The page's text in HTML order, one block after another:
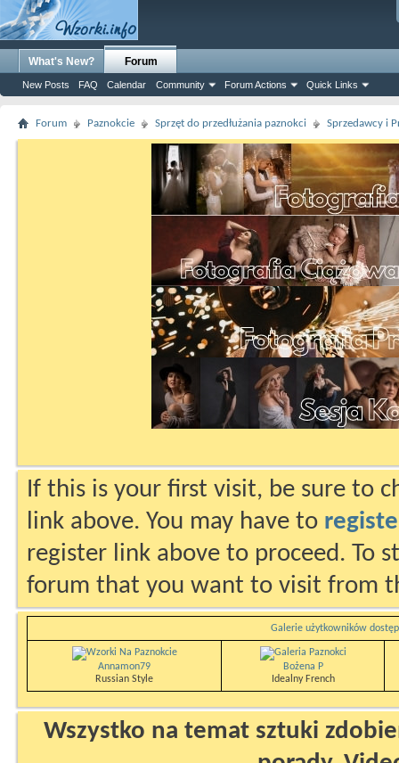
What's New? Forum
New Posts FAQ Calendar Community Forum Actions Quick Links
Forum Paznokcie Sprzęt do przedłużania paznokci Sprzedawcy i
If this is your first visit, be sure to
link above. You may have to
register link above to proceed. To
forum that you want to visit from
Galerie użytkowników
Annamon79
Russian Style
Bożena P
Idealny French
Wszystko na temat sztuki